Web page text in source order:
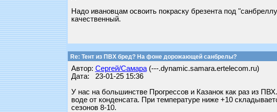
Надо ивановцам освоить покраску брезента под
качественный.
Re: Тент из ПВХ бред? На фоне дорожающей санбрелы?
Автор: Сергей/Самара(---.dynamic.samara.ertelecom.ru)
Дата: 23-01-25 15:36
У нас на большинстве Прогрессов и Казанок как раз из
воде от конденсата. При температуре ниже +10
сезонов 8-10.